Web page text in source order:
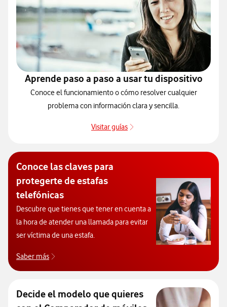
Aprende paso a paso a usar tu dispositivo
Conoce el funcionamiento o cómo resolver cualquier
problema con información clara y sencilla.
Visitar guías
Conoce las claves para
protegerte de estafas
telefónicas
Descubre que tienes que tener en cuenta a
la hora de atender una llamada para evitar
ser víctima de una estafa.
Saber más
Decide el modelo que quieres